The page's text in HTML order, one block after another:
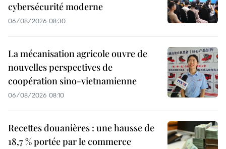
cybersécurité moderne
06/08/2026 08:30
La mécanisation agricole ouvre de
nouvelles perspectives de
coopération sino-vietnamienne
06/08/2026 08:10
Recettes douanières : une hausse de
18,7 % portée par le commerce